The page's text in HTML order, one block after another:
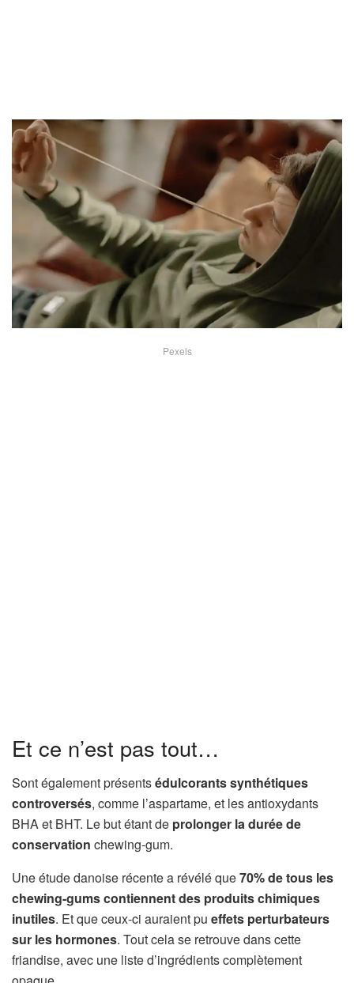
Pexels
Et ce n’est pas tout…
Sont également présentsédulcorants synthétiques
controversés, comme l’aspartame, et les antioxydants
BHA et BHT. Le but étant de prolonger la durée de
conservation chewing-gum.
Une étude danoise récente a révélé que70% de tous les
chewing-gums contiennent des produits chimiques
inutiles. Et que ceux-ci auraient pu effets perturbateurs
sur les hormones. Tout cela se retrouve dans cette
friandise, avec une liste d’ingrédients complètement